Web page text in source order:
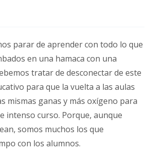
parar de aprender con todo lo que
en una hamaca con una
tratar de desconectar de este
para que la vuelta a las aulas
mismas ganas y más oxígeno para
intenso curso. Porque, aunque
somos muchos los que
con los alumnos.